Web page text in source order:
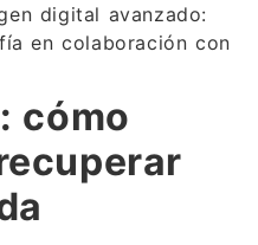
digital avanzado:
en colaboración con
cómo